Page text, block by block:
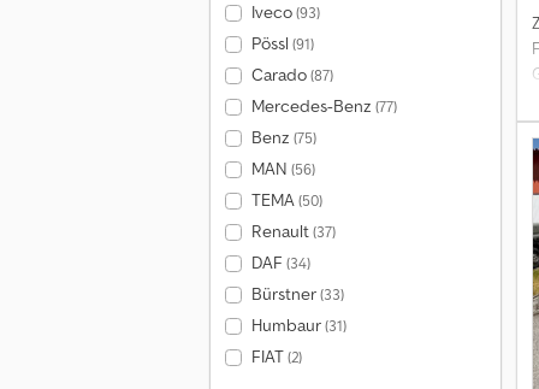
Iveco(93)
Pössl (91)
Carado(87)
Mercedes-Benz (77)
Benz (75)
MAN (56)
TEMA(50)
Renault(37)
DAF (34)
Bürstner(33)
Humbaur(31)
FIAT(2)